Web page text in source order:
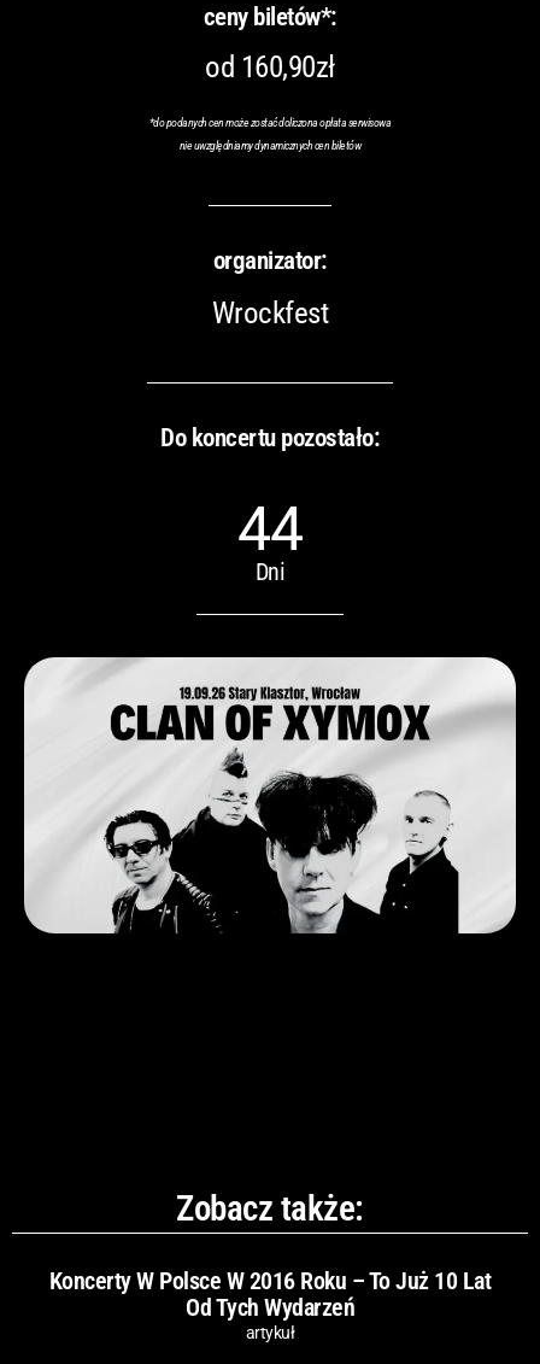
ceny biletów*:
od 160,90zł
*do podanych cen może zostać doliczona opłata serwisowa
nie uwzględniamy dynamicznych cen biletów
organizator:
Wrockfest
Do koncertu pozostało:
44
Dni
Zobacz także:
Koncerty W Polsce W 2016 Roku – To Już 10 Lat
Od Tych Wydarzeń
artykuł